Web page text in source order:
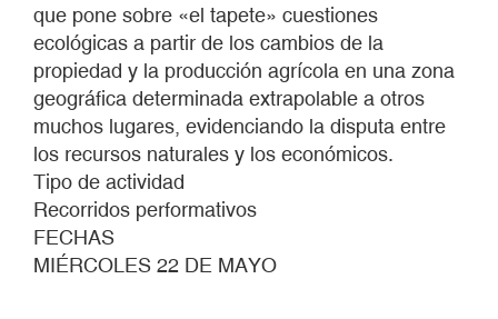
que pone sobre «el tapete» cuestiones
ecológicas a partir de los cambios de la
propiedad y la producción agrícola en una zona
geográfica determinada extrapolable a otros
muchos lugares, evidenciando la disputa entre
los recursos naturales y los económicos.
Tipo de actividad
Recorridos performativos
FECHAS
MIÉRCOLES 22 DE MAYO